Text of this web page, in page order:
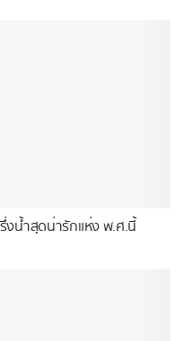
งน้ำสุดน่ารักแห่ง พ.ศ.นี้